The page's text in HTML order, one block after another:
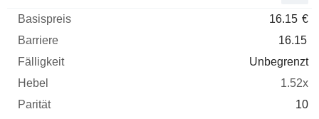
16.15 €
16.15
Unbegrenzt
1.52x
10